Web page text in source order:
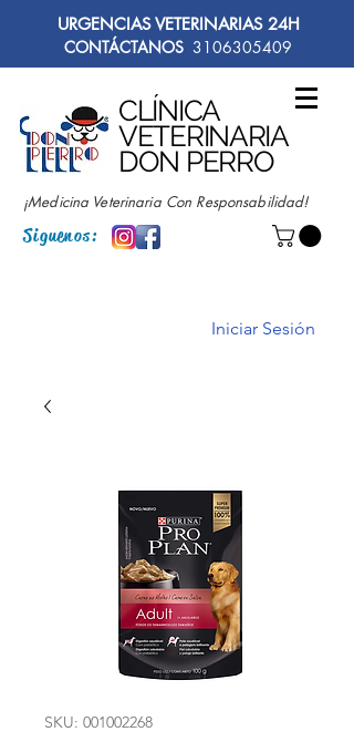
URGENCIAS VETERINARIAS 24H
CONTÁCTANOS 3106305409
CLÍNICA
VETERINARIA
DON PERRO
¡Medicina Veterinaria Con Responsabilidad!
Siguenos:
Iniciar Sesión
SKU: 001002268